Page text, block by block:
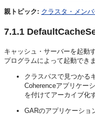
親トピック: クラスタ・メン
7.1.1
キャッシュ・サーバーを起動
プログラムによって起動でき
クラスパスで見つかる
Coherenceアプリケー
を付けてアーカイブ化
GARのアプリケーショ